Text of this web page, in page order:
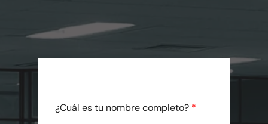
¿Cuál es tu nombre completo? *